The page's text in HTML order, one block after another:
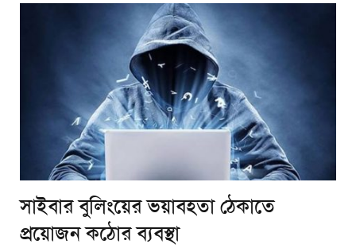
সাইবার বুলিংয়ের ভয়াবহতা ঠেকাতে
প্রয়োজন কঠোর ব্যবস্থা